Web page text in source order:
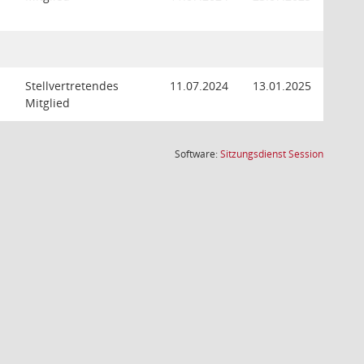
Stellvertretendes
Mitglied
11.07.2024 13.01.2025
Software:SitzungsdienstSession(Wird in